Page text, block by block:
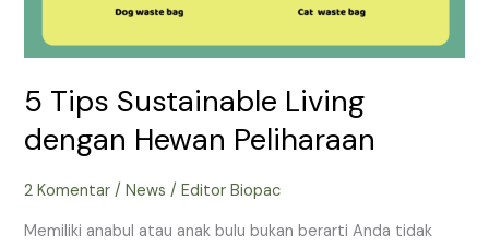
5 Tips Sustainable Living
dengan Hewan Peliharaan
2 Komentar /News /Editor Biopac
Memiliki anabul atau anak bulu bukan berarti Anda tidak